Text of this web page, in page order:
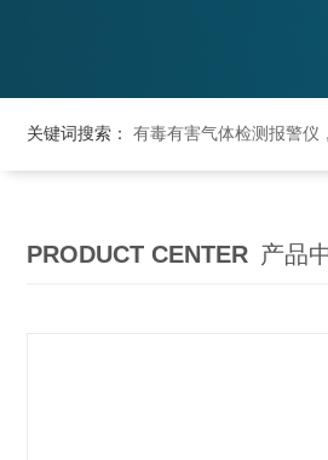
关键词搜索： 有毒有害气体检测报警仪，可燃
PRODUCT CENTER 产品